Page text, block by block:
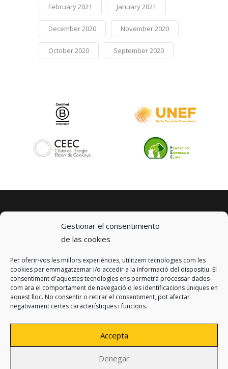
Gestionar el consentimiento
de las cookies
Per oferir-vos les millors experiències, utilitzem tecnologies com les
cookies per emmagatzemar i/o accedir a la informació del dispositiu. El
consentiment d'aquestes tecnologies ens permetrà processar dades
com ara el comportament de navegació o les identificacions úniques en
aquest lloc. No consentir o retirar el consentiment, pot afectar
negativament certes característiques i funcions.
Accepta
Denegar
February 2021 January 2021
December 2020 November 2020
October 2020 September 2020
© 2023 km0 Energy
Carrer Baldrich 222-226
08223 Terrassa, Barcelona
info@km0.energy
Privacy policy